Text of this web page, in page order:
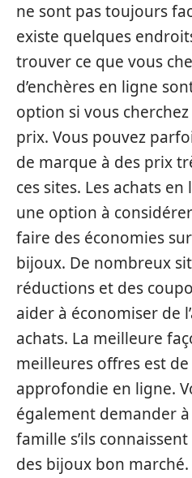
ne sont pas toujours
existe quelques
trouver ce que vous
d’enchères en ligne
option si vous
prix. Vous pouvez
de marque à des prix
ces sites. Les achats
une option à
faire des économies
bijoux. De nombreux
réductions et des
aider à économiser de
achats. La meilleure
meilleures offres est
approfondie en ligne.
également demander
famille s’ils
des bijoux bon